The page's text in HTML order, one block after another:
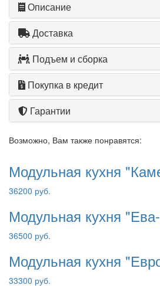
Описание
Доставка
Подъем и сборка
Покупка в кредит
Гарантии
Возможно, Вам также понравятся:
Модульная кухня
36200 руб.
Модульная кухня
36500 руб.
Модульная кухня
33300 руб.